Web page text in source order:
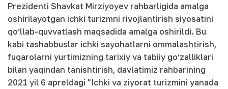
Prezidenti Shavkat Mirziyoyev rahbarligida amalga
oshirilayotgan ichki turizmni rivojlantirish siyosatini
qo‘llab-quvvatlash maqsadida amalga oshirildi. Bu
kabi tashabbuslar ichki sayohatlarni ommalashtirish,
fuqarolarni yurtimizning tarixiy va tabiiy go‘zalliklari
bilan yaqindan tanishtirish, davlatimiz rahbarining
2021 yil 6 apreldagi "Ichki va ziyorat turizmini yanada